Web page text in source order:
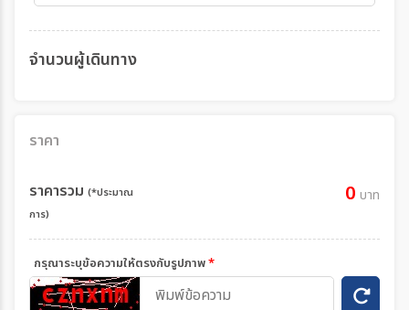
จำนวนผู้เดินทาง
ราคา
ราคารวม (*ประมาณ
การ)
0 บาท
กรุณาระบุข้อความให้ตรงกับรูปภาพ*